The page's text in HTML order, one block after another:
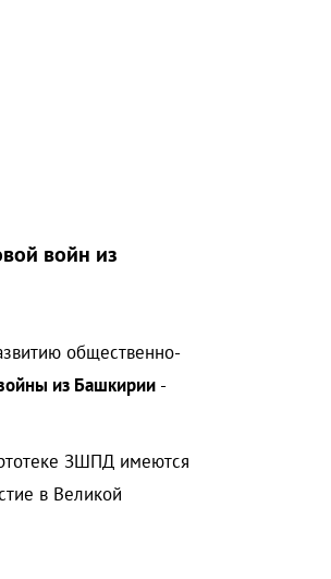
войн из
общественно-
из Башкирии -
ЗШПД имеются
в Великой